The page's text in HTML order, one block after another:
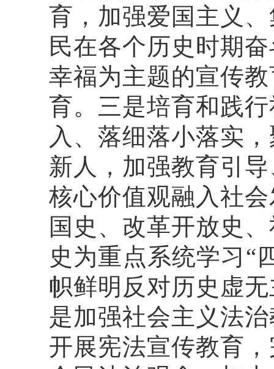
育，加强爱国主义
民在各个历史时期
幸福为主题的宣传
育。三是培育和践
入、落细落小落实
新人，加强教育引
核心价值观融入社
国史、改革开放史
史为重点系统学习“
帜鲜明反对历史虚
是加强社会主义法
开展宪法宣传教育